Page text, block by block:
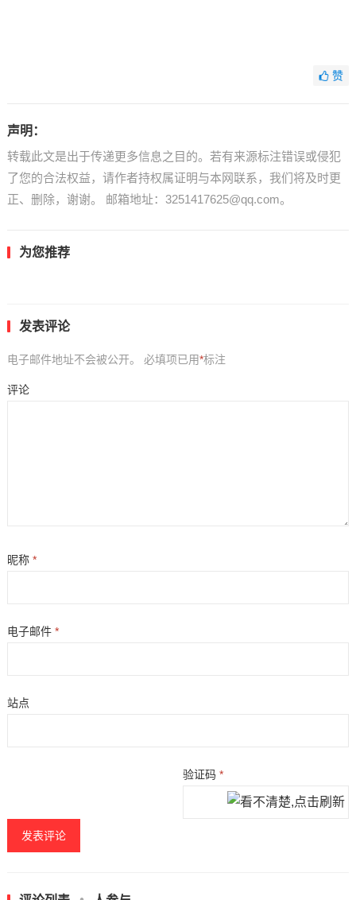
赞
声明：
转载此文是出于传递更多信息之目的。若有来源标注错误或侵犯
了您的合法权益，请作者持权属证明与本网联系，我们将及时更
正、删除，谢谢。 邮箱地址：3251417625@qq.com。
为您推荐
发表评论
电子邮件地址不会被公开。 必填项已用*标注
评论
昵称 *
电子邮件 *
站点
验证码*